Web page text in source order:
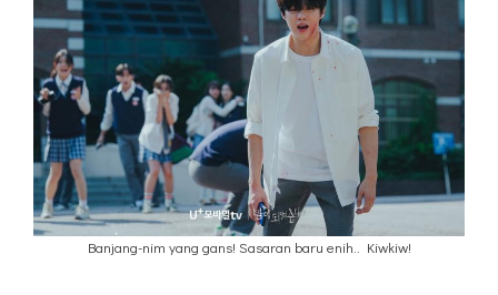
Banjang-nim yang gans! Sasaran baru enih.. Kiwkiw!